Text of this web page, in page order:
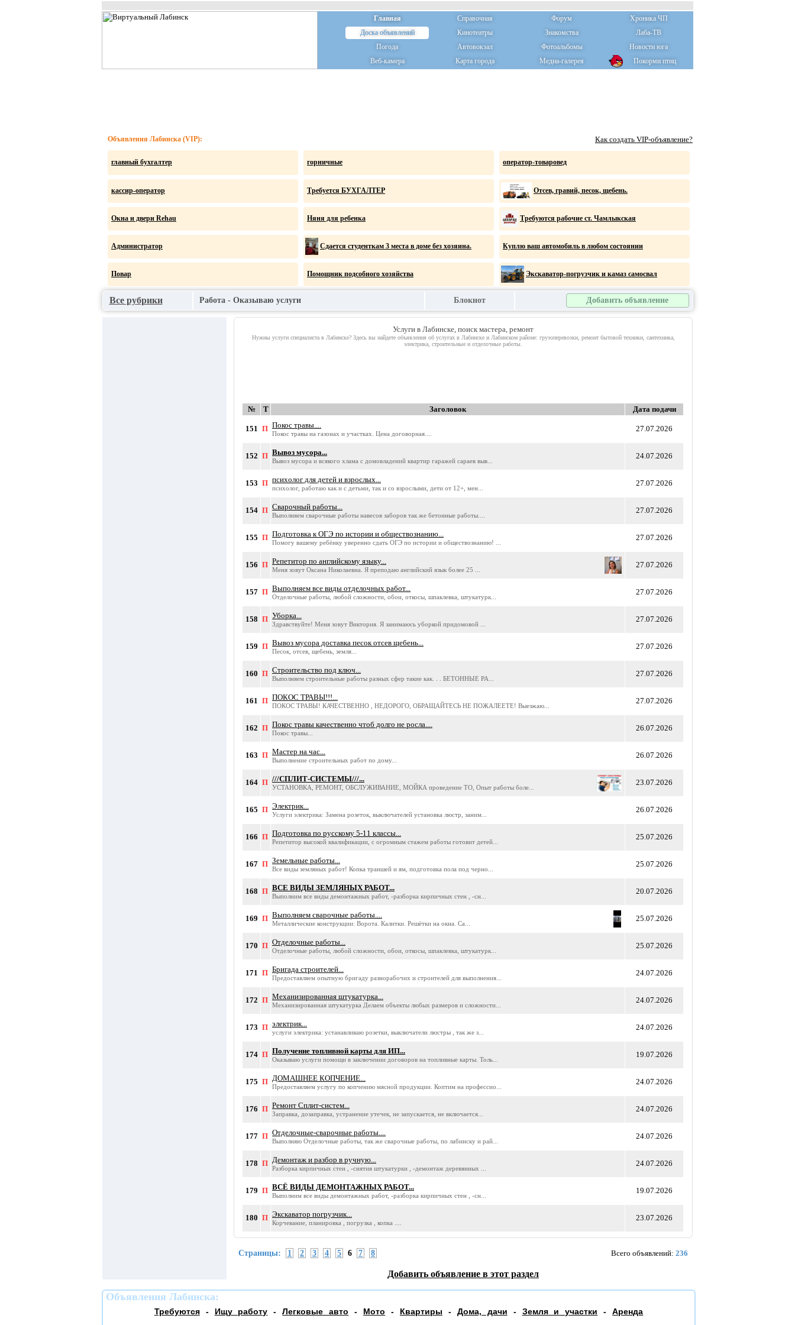
Главная Справочная Форум
Хроника ЧП
Доска объявлений
Кинотеатры Знакомства
Лаба-ТВ
Погода
Автовокзал Фотоальбомы
Новости юга
Веб-камера
Карта города Медиа-галерея Покорми птиц
Объявления Лабинска (VIP): Как создать VIP-объявление?
главный бухгалтер горничные оператор-товаровед
кассир-оператор Требуется БУХГАЛТЕР Отсев, гравий, песок, щебень.
Окна и двери Rehau Няня для ребенка Требуются рабочие ст. Чамлыкская
Администратор Сдается студенткам 3 места в доме без хозяина. Куплю ваш автомобиль в любом состоянии
Повар Помощник подсобного хозяйства Экскаватор-погрузчик и камаз самосвал
НАСТРОЙКА КОМПЬЮТЕРА.
КОМПЬЮТЕРНЫЙ МАСТЕР НА ДОМУ
Изготовление памятников
ПОКОС ТРАВЫ 89180177034
Все рубрики Работа - Оказываю услуги Блокнот Добавить объявление
Услуги в Лабинске, поиск мастера, ремонт
Нужны услуги специалиста в Лабинске? Здесь вы найдете объявления об услугах в Лабинске и Лабинском районе: грузоперевозки, ремонт бытовой техники, сантехника,
электрика, строительные и отделочные работы.
№ Т Заголовок Дата подачи
151 П Покос травы....
Покос травы на газонах и участках. Цена договорная....
27.07.2026
152 П Вывоз мусора...
Вывоз мусора и всякого хлама с домовладений квартир гаражей сараев выв...
24.07.2026
153 П психолог для детей и взрослых...
психолог, работаю как и с детьми, так и со взрослыми, дети от 12+, мен...
27.07.2026
154 П Сварочный работы...
Выполняем сварочные работы навесов заборов так же бетонные работы....
27.07.2026
155 П Подготовка к ОГЭ по истории и обществознанию...
Помогу вашему ребёнку уверенно сдать ОГЭ по истории и обществознанию! ...
27.07.2026
156 П Репетитор по английскому языку...
Меня зовут Оксана Николаевна. Я преподаю английский язык более 25 ...
27.07.2026
157 П Выполняем все виды отделочных работ...
Отделочные работы, любой сложности, обои, откосы, шпаклевка, штукатурк...
27.07.2026
158 П Уборка...
Здравствуйте! Меня зовут Виктория. Я занимаюсь уборкой придомовой ...
27.07.2026
159 П Вывоз мусора доставка песок отсев щебень...
Песок, отсев, щебень, земля...
27.07.2026
160 П Строительство под ключ...
Выполняем строительные работы разных сфер такие как. . . БЕТОННЫЕ РА...
27.07.2026
161 П ПОКОС ТРАВЫ!!!...
ПОКОС ТРАВЫ! КАЧЕСТВЕННО , НЕДОРОГО, ОБРАЩАЙТЕСЬ НЕ ПОЖАЛЕЕТЕ! Выезжаю...
27.07.2026
162 П Покос травы качественно чтоб долго не росла....
Покос травы...
26.07.2026
163 П Мастер на час...
Выполнение строительных работ по дому...
26.07.2026
164 П ///СПЛИТ-СИСТЕМЫ///...
УСТАНОВКА, РЕМОНТ, ОБСЛУЖИВАНИЕ, МОЙКА проведение ТО, Опыт работы боле...
23.07.2026
165 П Электрик...
Услуги электрика: Замена розеток, выключателей установка люстр, заним...
26.07.2026
166 П Подготовка по русскому 5-11 классы...
Репетитор высокой квалификации, с огромным стажем работы готовит детей...
25.07.2026
167 П Земельные работы...
Все виды земляных работ! Копка траншей и ям, подготовка пола под черно...
25.07.2026
168 П ВСЕ ВИДЫ ЗЕМЛЯНЫХ РАБОТ...
Выполним все виды демонтажных работ, -разборка кирпичных стен , -сн...
20.07.2026
169 П Выполняем сварочные работы....
Металлические конструкции: Ворота. Калитки. Решётки на окна. Са...
25.07.2026
170 П Отделочные работы...
Отделочные работы, любой сложности, обои, откосы, шпаклевка, штукатурк...
25.07.2026
171 П Бригада строителей...
Предоставляем опытную бригаду разнорабочих и строителей для выполнения...
24.07.2026
172 П Механизированная штукатурка...
Механизированная штукатурка Делаем объекты любых размеров и сложности...
24.07.2026
173 П электрик...
услуги электрика: устанавливаю розетки, выключатели люстры , так же з...
24.07.2026
174 П Получение топливной карты для ИП...
Оказываю услуги помощи в заключении договоров на топливные карты. Толь...
19.07.2026
175 П ДОМАШНЕЕ КОПЧЕНИЕ...
Предоставляем услугу по копчению мясной продукции. Коптим на профессио...
24.07.2026
176 П Ремонт Сплит-систем...
Заправка, дозаправка, устранение утечек, не запускается, не включается...
24.07.2026
177 П Отделочные-сварочные работы....
Выполняю Отделочные работы, так же сварочные работы, по лабинску и рай...
24.07.2026
178 П Демонтаж и разбор в ручную...
Разборка кирпичных стен , -снятия штукатурки , -демонтаж деревянных ...
24.07.2026
179 П ВСЁ ВИДЫ ДЕМОНТАЖНЫХ РАБОТ...
Выполним все виды демонтажных работ, -разборка кирпичных стен , -сн...
19.07.2026
180 П Экскаватор погрузчик...
Корчевание, планировка , погрузка , копка ....
23.07.2026
Страницы: 1 2 3 4 5 6 7 8 Всего объявлений: 236
Добавить объявление в этот раздел
Объявления Лабинска:
Требуются- Ищу работу -Легковые авто - Мото - Квартиры - Дома, дачи - Земля и участки -Аренда